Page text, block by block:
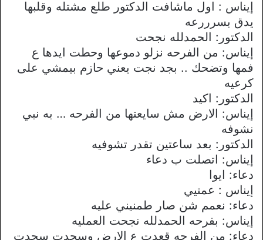
إيناس : اول ماشافت الدكتور طلع مشتله وقلبها
يدق بسرررعه
الدكتور: الحمدلله نجحت
إيناس: من الفرحه نزلو دموعها وحطت ايدها ع
فمها وتضحك .. بجد نجت يعني حازم بيمشي على
كرعيه
الدكتور: اكيد
إيناس: الارض مش سايعتها من الفرحه … به نبي
نشوفه
الدكتور: بعد ساعتين تقدر تشوفيه
إيناس: اتصلت ب دعاء
دعاء: ايوا
إيناس : عمتيي
دعاء: نعمم شن صار طمنيني عليه
إيناس: بفرحه الحمدلله نجحت العمليه
دعاء: من الفرحه قعدت ع الارض وسجدت سجدت